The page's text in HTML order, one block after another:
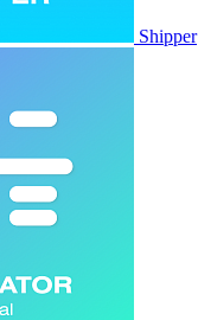
Shipper